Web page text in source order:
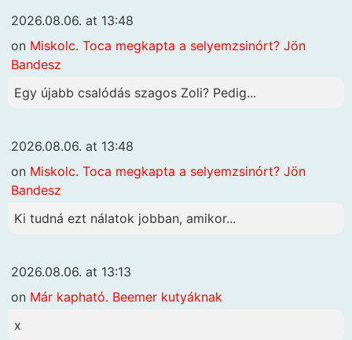
2026.08.06. at 13:48
on Miskolc. Toca megkapta a selyemzsinórt? Jön
Bandesz
Egy újabb csalódás szagos Zoli? Pedig...
2026.08.06. at 13:48
on Miskolc. Toca megkapta a selyemzsinórt? Jön
Bandesz
Ki tudná ezt nálatok jobban, amikor...
2026.08.06. at 13:13
on Már kapható. Beemer kutyáknak
x